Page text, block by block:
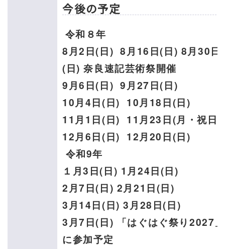
今後の予定
令和８年
8月2日(日) 8月16日(日) 8月30日
(日) 奈良速記芸術祭開催
9月6日(日) 9月27日(日)
10月4日(日) 10月18日(日)
11月1日(日) 11月23日(月・祝日)
12月6日(日) 12月20日(日)
令和9年
１月3日(日) 1月24日(日)
2月7日(日) 2月21日(日)
3月14日(日) 3月28日(日)
3月7日(日) 「はぐはぐ祭り2027」
に参加予定